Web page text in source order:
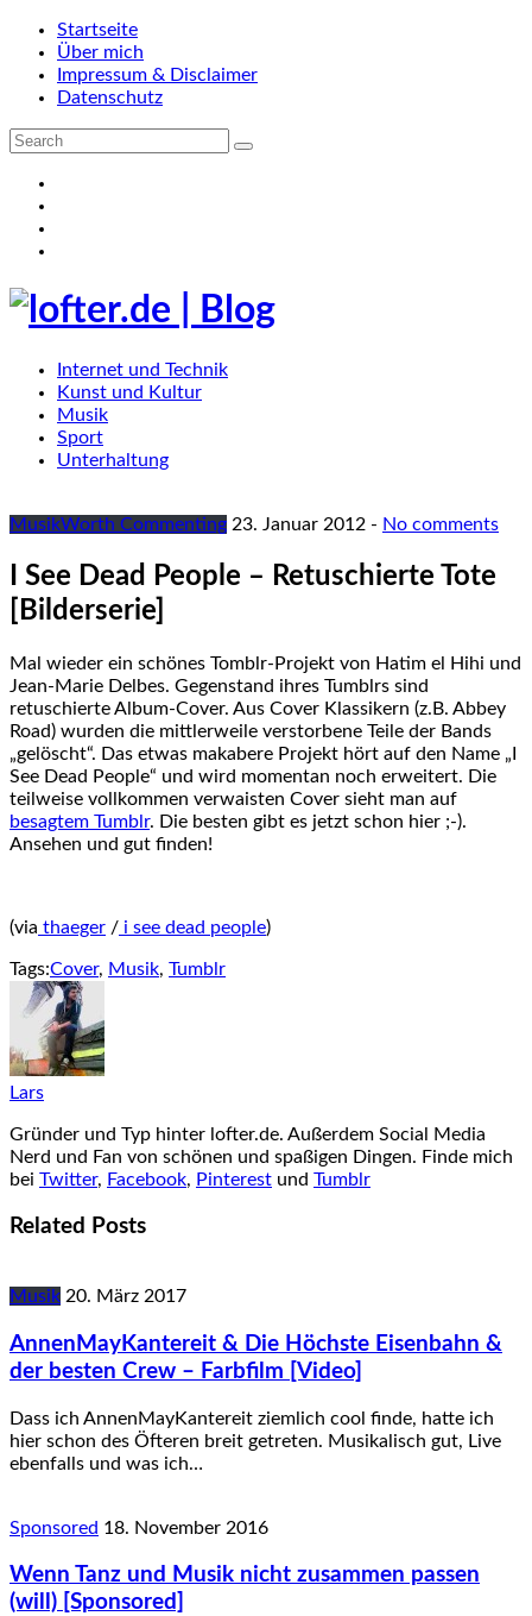
Startseite
Über mich
Impressum & Disclaimer
Datenschutz
Internet und Technik
Kunst und Kultur
Musik
Sport
Unterhaltung
MusikWorth Commenting 23. Januar 2012 - No comments
I See Dead People – Retuschierte Tote
[Bilderserie]
Mal wieder ein schönes Tomblr-Projekt von Hatim el Hihi und
Jean-Marie Delbes. Gegenstand ihres Tumblrs sind
retuschierte Album-Cover. Aus Cover Klassikern (z.B. Abbey
Road) wurden die mittlerweile verstorbene Teile der Bands
„gelöscht“. Das etwas makabere Projekt hört auf den Name „I
See Dead People“ und wird momentan noch erweitert. Die
teilweise vollkommen verwaisten Cover sieht man auf
besagtem Tumblr. Die besten gibt es jetzt schon hier ;-).
Ansehen und gut finden!
(via thaeger / i see dead people)
Tags:Cover, Musik, Tumblr
Lars
Gründer und Typ hinter lofter.de. Außerdem Social Media
Nerd und Fan von schönen und spaßigen Dingen. Finde mich
bei Twitter, Facebook, Pinterest und Tumblr
Related Posts
Musik 20. März 2017
AnnenMayKantereit & Die Höchste Eisenbahn &
der besten Crew – Farbfilm [Video]
Dass ich AnnenMayKantereit ziemlich cool finde, hatte ich
hier schon des Öfteren breit getreten. Musikalisch gut, Live
ebenfalls und was ich…
Sponsored 18. November 2016
Wenn Tanz und Musik nicht zusammen passen
(will) [Sponsored]